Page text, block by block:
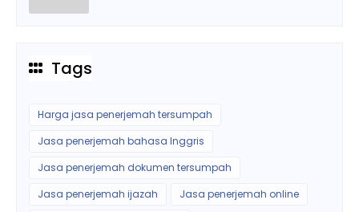
Tags
Harga jasa penerjemah tersumpah
Jasa penerjemah bahasa Inggris
Jasa penerjemah dokumen tersumpah
Jasa penerjemah ijazah
Jasa penerjemah online